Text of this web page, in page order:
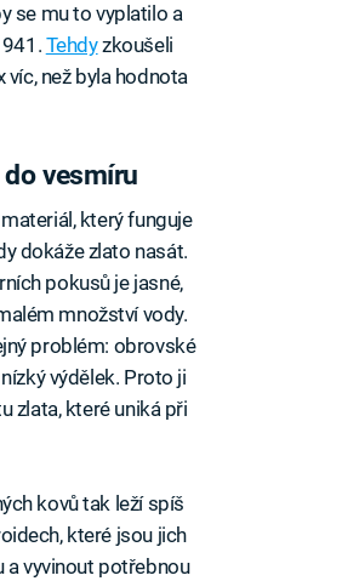
se mu to vyplatilo a
Tehdyzkoušeli
než byla hodnota
vesmíru
který funguje
dokáže zlato nasát.
pokusů je jasné,
množství vody.
problém: obrovské
výdělek. Proto ji
zlata, které uniká při
kovů tak leží spíš
které jsou jich
a vyvinout potřebnou